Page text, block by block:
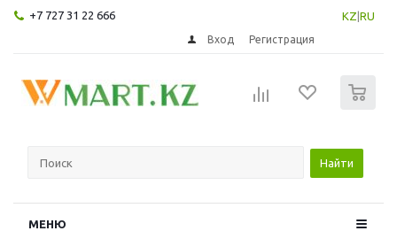
+7 727 31 22 666 KZ RU
Вход Регистрация
Найти
МЕНЮ